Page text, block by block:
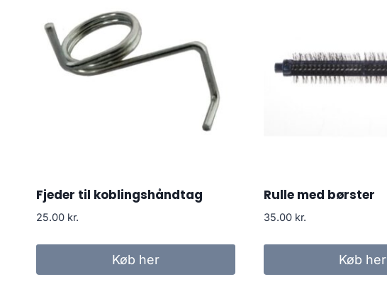
Fjeder til koblingshåndtag
25.00 kr.
Køb her
Rulle med børster
35.00 kr.
Køb her